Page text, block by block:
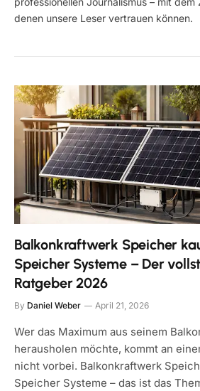
denen unsere Leser vertrauen können.
Balkonkraftwerk Speicher
Speicher Systeme – Der
Ratgeber 2026
By Daniel Weber April 21, 2026
Wer das Maximum aus seinem
herausholen möchte, kommt an
nicht vorbei. Balkonkraftwerk
Speicher Systeme – das ist das